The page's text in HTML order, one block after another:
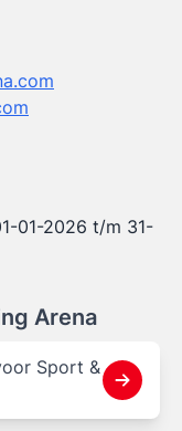
01-2026 t/m 31-
Arena
Sport &